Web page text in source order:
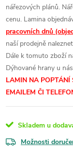
nářezových plánů.
cenu. Lamina
pracovních dnů
naší prodejně
Dále k tomuto zboží
Dýhované hrany u
LAMIN NA POPTÁNÍ
EMAILEM ČI
Skladem u
Možnosti